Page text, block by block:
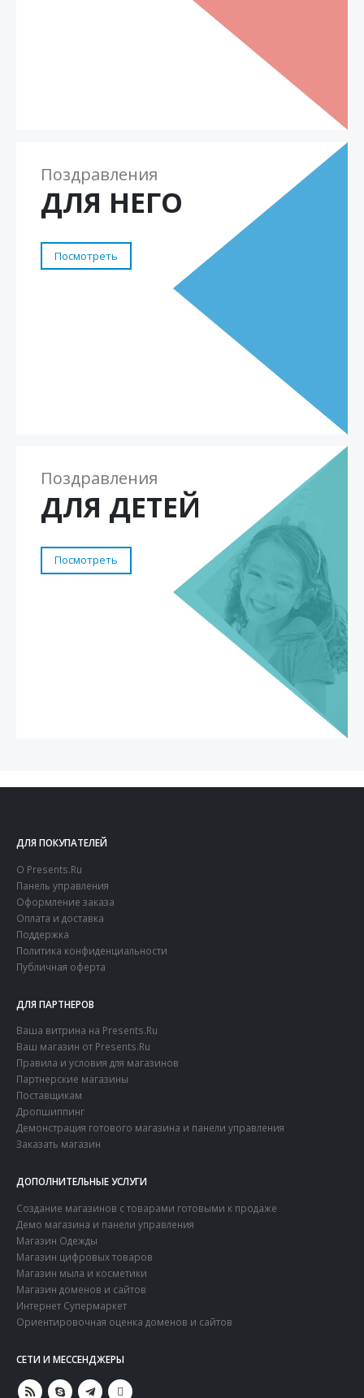
Поздравления
ДЛЯ НЕГО
Посмотреть
Поздравления
ДЛЯ ДЕТЕЙ
Посмотреть
ДЛЯ ПОКУПАТЕЛЕЙ
О Presents.Ru
Панель управления
Оформление заказа
Оплата и доставка
Поддержка
Политика конфиденциальности
Публичная оферта
ДЛЯ ПАРТНЕРОВ
Ваша витрина на Presents.Ru
Ваш магазин от Presents.Ru
Правила и условия для магазинов
Партнерские магазины
Поставщикам
Дропшиппинг
Демонстрация готового магазина и панели управления
Заказать магазин
ДОПОЛНИТЕЛЬНЫЕ УСЛУГИ
Создание магазинов с товарами готовыми к продаже
Демо магазина и панели управления
Магазин Одежды
Магазин цифровых товаров
Магазин мыла и косметики
Магазин доменов и сайтов
Интернет Супермаркет
Ориентировочная оценка доменов и сайтов
СЕТИ И МЕCСЕНДЖЕРЫ